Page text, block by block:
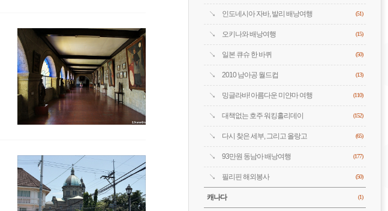
인도네시아 자바, 발리 배낭여행 (51)
오키나와 배낭여행 (15)
일본 큐슈 한 바퀴 (50)
2010 남아공 월드컵 (13)
밍글라바! 아름다운 미얀마 여행 (110)
대책없는 호주 워킹홀리데이 (152)
다시 찾은 세부, 그리고 올랑고 (65)
93만원 동남아 배낭여행 (177)
필리핀 해외봉사 (50)
캐나다 (1)